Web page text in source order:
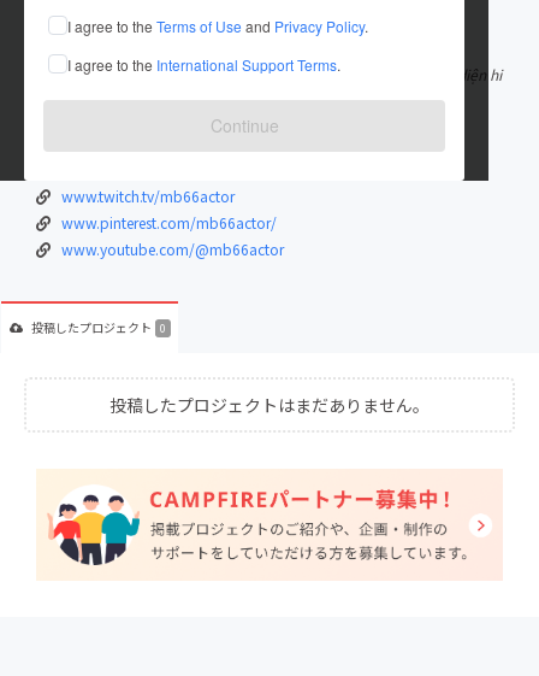
I agree to the Terms of Use and Privacy Policy.
I agree to the International Support Terms.
Continue
在住国：ベトナム
出身国：ベトナム
MB66 là nhà cái trực tuyến uy tín tại Việt Nam, nổi bật với giao diện hi
ện đại, vận hành m もっと見る
www.twitch.tv/mb66actor
www.pinterest.com/mb66actor/
www.youtube.com/@mb66actor
投稿したプロジェクト 0
投稿したプロジェクトはまだありません。